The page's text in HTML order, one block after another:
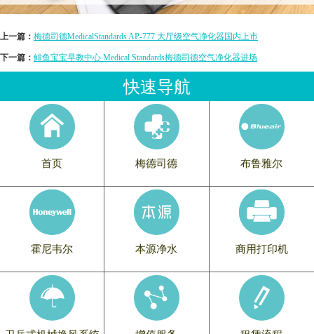
上一篇： 梅德司德MedicalStandards AP-777 大厅级空气净化器国内上市
下一篇： 鲱鱼宝宝早教中心 Medical Standards梅德司德空气净化器进场
快速导航
首页 梅德司德 布鲁雅尔
霍尼韦尔 本源净水 商用打印机